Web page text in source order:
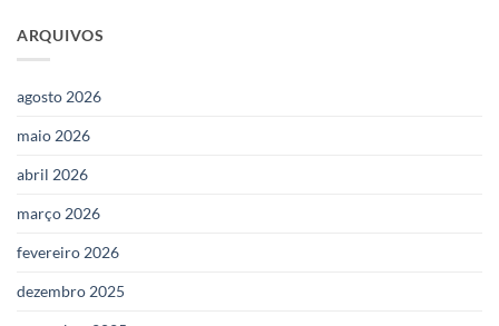
ARQUIVOS
agosto 2026
maio 2026
abril 2026
março 2026
fevereiro 2026
dezembro 2025